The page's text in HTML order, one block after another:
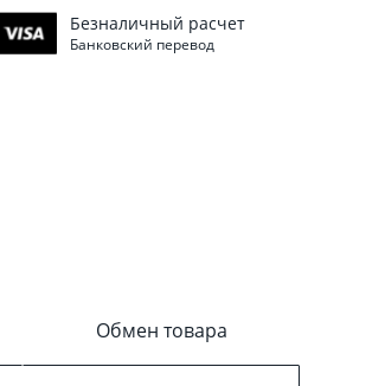
Безналичный расчет
Банковский перевод
Обмен товара